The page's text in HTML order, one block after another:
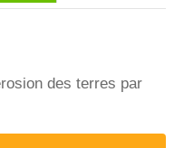
des terres par